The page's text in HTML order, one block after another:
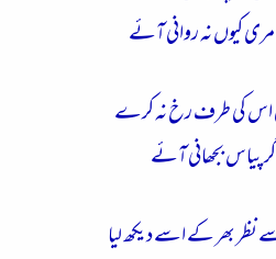
کیوں نہ روانی آئے
اس کی طرف رخ نہ کرے
پیاس بجھانی آئے
بھر کے اسے دیکھ لیا